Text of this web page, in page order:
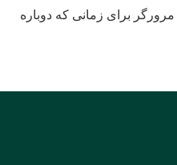
برای زمانی که دوباره